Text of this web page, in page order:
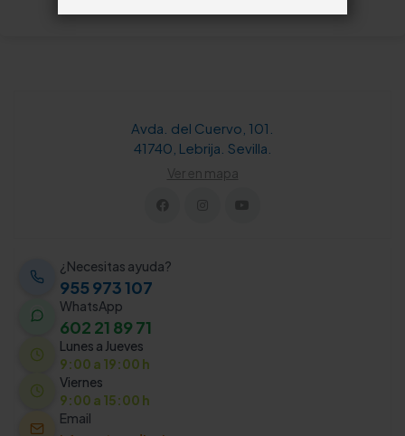
Avda. del Cuervo, 101.
41740, Lebrija. Sevilla.
Ver en mapa
¿Necesitas ayuda?
955 973 107
WhatsApp
602 21 89 71
Lunes a Jueves
9:00 a 19:00 h
Viernes
9:00 a 15:00 h
Email